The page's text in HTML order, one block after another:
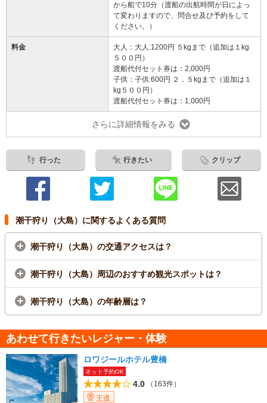
から船で10分（渡船の出航時間が日によっ
て変わりますので、問合せ及び予約をして
ください。）
料金
大人：大人:1200円 ５kgまで（追加は１kg
５００円）
渡船代付セット券は：2,000円
子供：子供:600円 ２．５kgまで（追加は１
kg５００円）
渡船代付セット券は：1,000円
さらに詳細情報をみる
行った 行きたい クリップ
潮干狩り（大島）に関するよくある質問
潮干狩り（大島）の交通アクセスは？
潮干狩り（大島）周辺のおすすめ観光スポットは？
潮干狩り（大島）の年齢層は？
あわせて行きたいレジャー・体験
ロワジールホテル豊橋
ネット予約OK
4.0
（163件）
王道